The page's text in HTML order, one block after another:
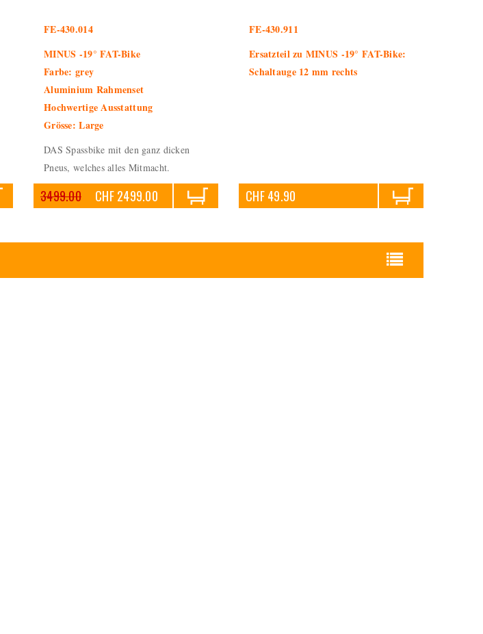
FE-430.014
MINUS -19° FAT-Bike
Farbe: grey
Aluminium Rahmenset
Hochwertige Ausstattung
Grösse: Large
DAS Spassbike mit den ganz dicken
Pneus, welches alles Mitmacht.
3499.00 CHF 2499.00
FE-430.911
Ersatzteil zu MINUS -19° FAT-Bike:
Schaltauge 12 mm rechts
CHF 49.90